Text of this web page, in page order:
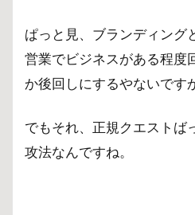
ぱっと見、ブランディング
営業でビジネスがある程度
か後回しにするやないです
でもそれ、正規クエストば
攻法なんですね。